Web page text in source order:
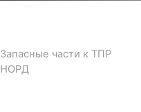
Запасные части к ТПР
НОРД